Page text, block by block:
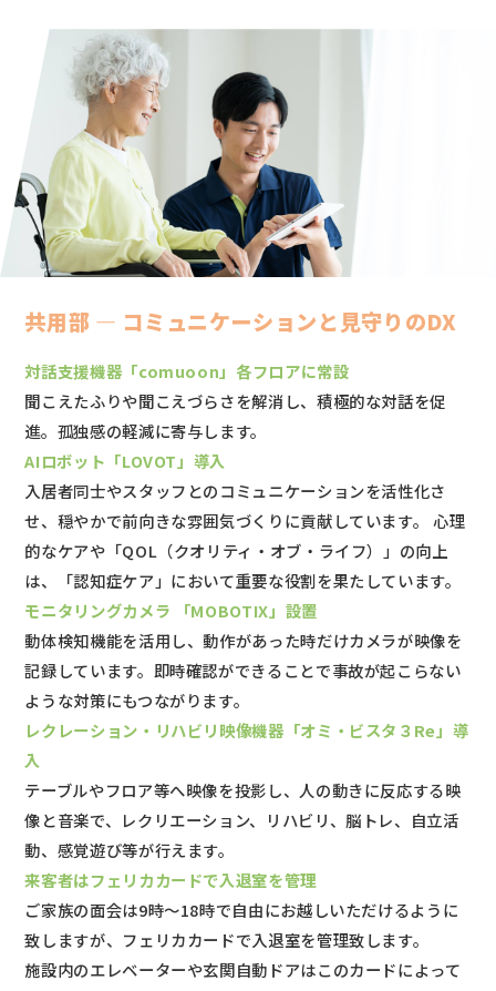
共用部 ― コミュニケーションと見守りのDX
対話支援機器「comuoon」各フロアに常設
聞こえたふりや聞こえづらさを解消し、積極的な対話を促
進。孤独感の軽減に寄与します。
AIロボット「LOVOT」導入
入居者同士やスタッフとのコミュニケーションを活性化さ
せ、穏やかで前向きな雰囲気づくりに貢献しています。 心理
的なケアや「QOL（クオリティ・オブ・ライフ）」の向上
は、「認知症ケア」において重要な役割を果たしています。
モニタリングカメラ 「MOBOTIX」設置
動体検知機能を活用し、動作があった時だけカメラが映像を
記録しています。即時確認ができることで事故が起こらない
ような対策にもつながります。
レクレーション・リハビリ映像機器「オミ・ビスタ３Re」導
入
テーブルやフロア等へ映像を投影し、人の動きに反応する映
像と音楽で、レクリエーション、リハビリ、脳トレ、自立活
動、感覚遊び等が行えます。
来客者はフェリカカードで入退室を管理
ご家族の面会は9時～18時で自由にお越しいただけるように
致しますが、フェリカカードで入退室を管理致します。
施設内のエレベーターや玄関自動ドアはこのカードによって